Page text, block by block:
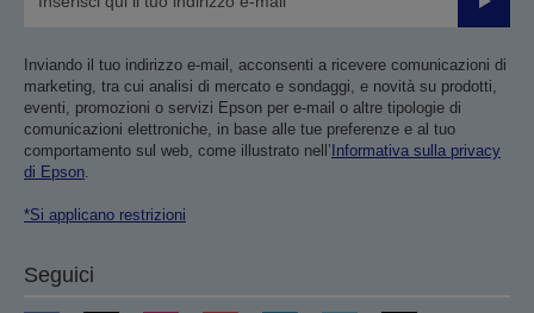
Invia
Inviando il tuo indirizzo e-mail, acconsenti a ricevere comunicazioni di
marketing, tra cui analisi di mercato e sondaggi, e novità su prodotti,
eventi, promozioni o servizi Epson per e-mail o altre tipologie di
comunicazioni elettroniche, in base alle tue preferenze e al tuo
comportamento sul web, come illustrato nell’ Informativa sulla privacy
di Epson.
*Si applicano restrizioni
Seguici